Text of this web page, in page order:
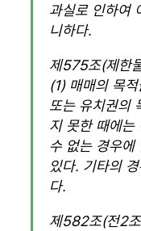
과실로 인하여
니하다.
제575조(제한
(1) 매매의 목
또는 유치권의
지 못한 때에는
수 없는 경우에
있다. 기타의
다.
제582조(전2